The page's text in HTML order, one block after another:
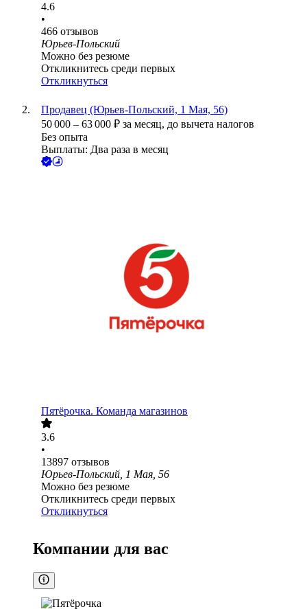
4.6
•
466 отзывов
Юрьев-Польский
Можно без резюме
Откликнитесь среди первых
Откликнуться
Продавец (Юрьев-Польский, 1 Мая, 56)
50 000 – 63 000 ₽ за месяц, до вычета налогов
Без опыта
Выплаты: Два раза в месяц
Пятёрочка. Команда магазинов
3.6
•
13897 отзывов
Юрьев-Польский, 1 Мая, 56
Можно без резюме
Откликнитесь среди первых
Откликнуться
Компании для вас